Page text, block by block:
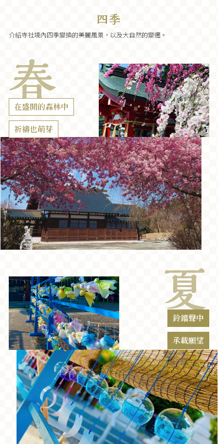
介紹寺社境內四季變換的美麗風景，以及大自然的變遷。
在盛開的森林中
祈禱也萌芽
鈴鐺聲中
承載願望